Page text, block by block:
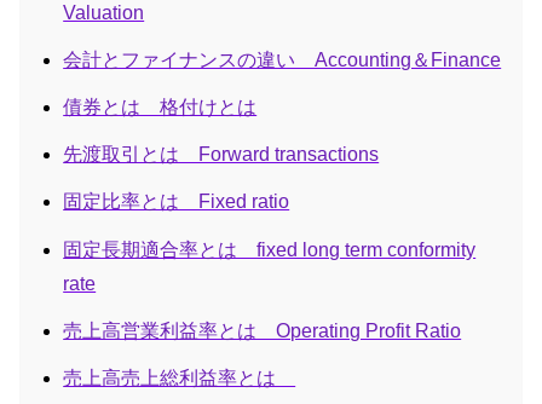
Valuation
会計とファイナンスの違い Accounting＆Finance
債券とは 格付けとは
先渡取引とは Forward transactions
固定比率とは Fixed ratio
固定長期適合率とは fixed long term conformity
rate
売上高営業利益率とは Operating Profit Ratio
売上高売上総利益率とは